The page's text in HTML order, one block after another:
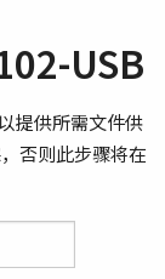
USB
提供所需文件供
否则此步骤将在